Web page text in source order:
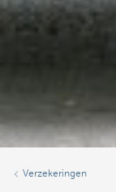
Verzekeringen